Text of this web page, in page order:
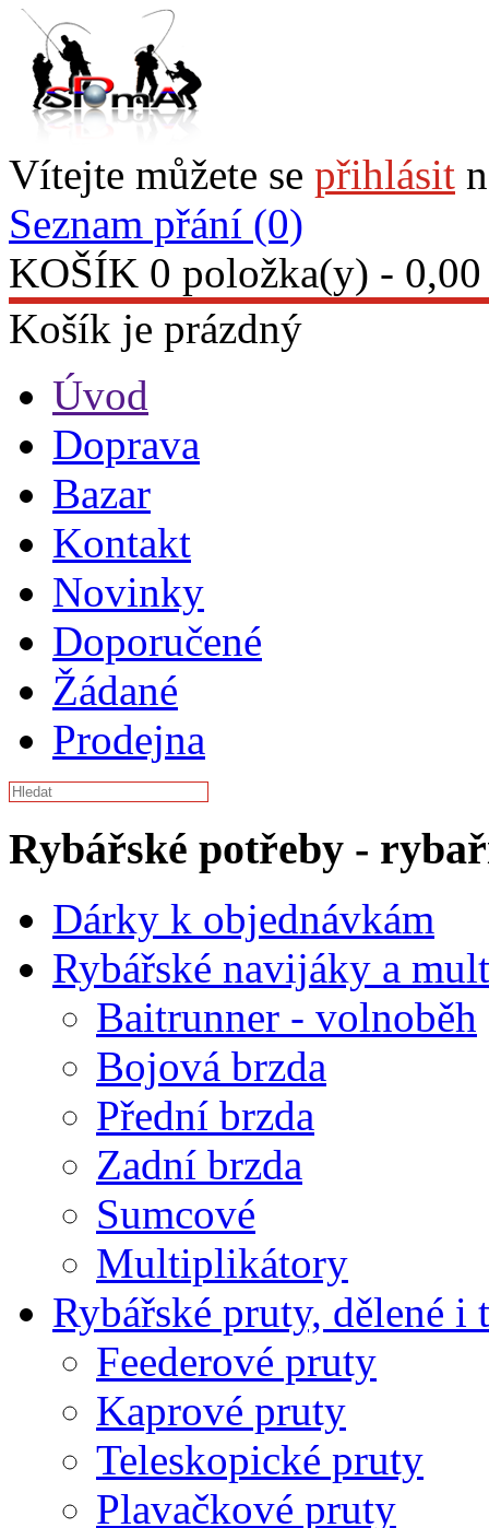
Vítejte můžete se přihlásit
Seznam přání (0)
KOŠÍK 0 položka(y) -
Košík je prázdný
Úvod
Doprava
Bazar
Kontakt
Novinky
Doporučené
Žádané
Prodejna
Rybářské potřeby -
Dárky k objednávkám
Rybářské navijáky a
Baitrunner - volnoběh
Bojová brzda
Přední brzda
Zadní brzda
Sumcové
Multiplikátory
Rybářské pruty, dělené i
Feederové pruty
Kaprové pruty
Teleskopické pruty
Plavačkové pruty